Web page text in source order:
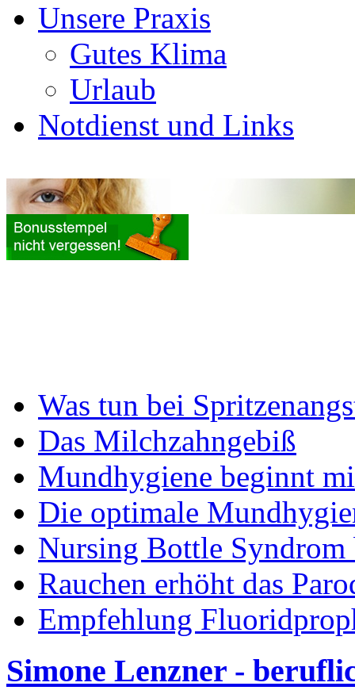
Unsere Praxis
Gutes Klima
Urlaub
Notdienst und Links
Was tun bei
Das Milchzahngebiß
Mundhygiene beginnt
Die optimale
Nursing Bottle
Rauchen erhöht das
Empfehlung
Simone Lenzner -